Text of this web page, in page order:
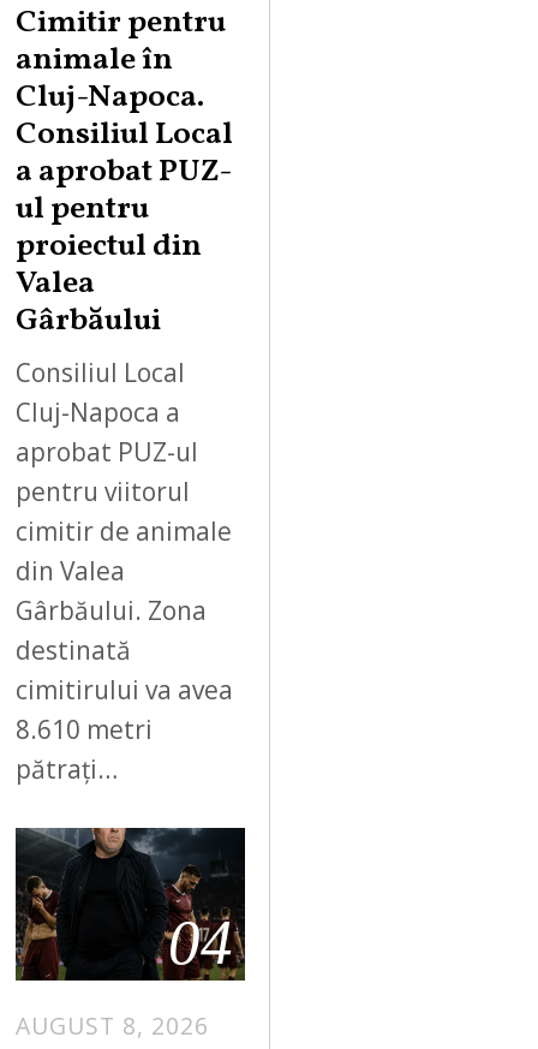
Cimitir pentru
animale în
Cluj-Napoca.
Consiliul Local
a aprobat PUZ-
ul pentru
proiectul din
Valea
Gârbăului
Consiliul Local
Cluj-Napoca a
aprobat PUZ-ul
pentru viitorul
cimitir de animale
din Valea
Gârbăului. Zona
destinată
cimitirului va avea
8.610 metri
pătrați…
04
AUGUST 8, 2026